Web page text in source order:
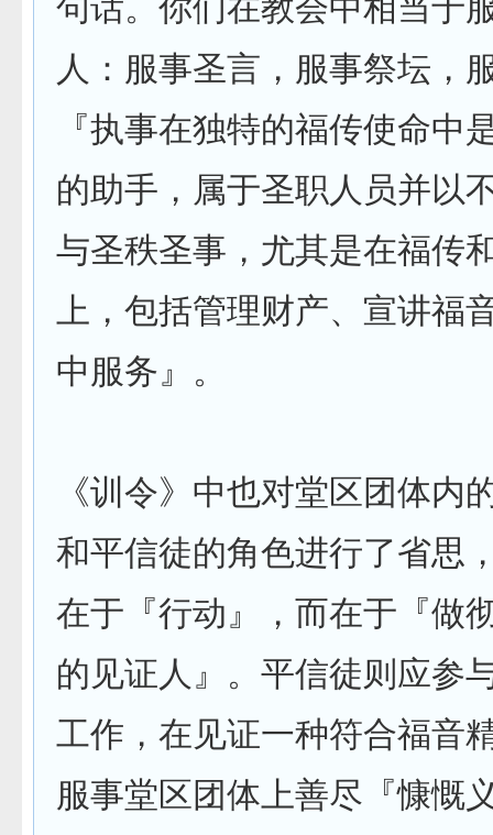
句话。你们在教会中相当于
人：服事圣言，服事祭坛，
『执事在独特的福传使命中
的助手，属于圣职人员并以
与圣秩圣事，尤其是在福传
上，包括管理财产、宣讲福
中服务』。
《训令》中也对堂区团体内
和平信徒的角色进行了省思
在于『行动』，而在于『做
的见证人』。平信徒则应参
工作，在见证一种符合福音
服事堂区团体上善尽『慷慨